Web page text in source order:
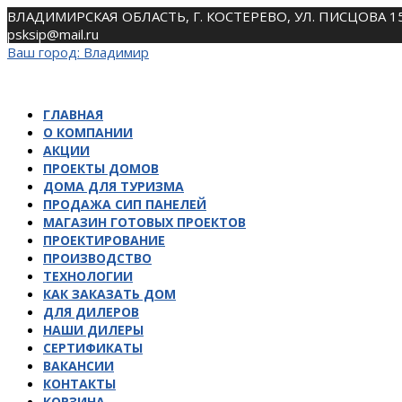
Skip
to
content
ВЛАДИМИРСКАЯ ОБЛАСТЬ, Г. КОСТЕРЕВО, УЛ. ПИСЦОВА
psksip@mail.ru
Ваш город: Владимир
ГЛАВНАЯ
О КОМПАНИИ
АКЦИИ
ПРОЕКТЫ ДОМОВ
ДОМА ДЛЯ ТУРИЗМА
ПРОДАЖА СИП ПАНЕЛЕЙ
МАГАЗИН ГОТОВЫХ ПРОЕКТОВ
ПРОЕКТИРОВАНИЕ
ПРОИЗВОДСТВО
ТЕХНОЛОГИИ
КАК ЗАКАЗАТЬ ДОМ
ДЛЯ ДИЛЕРОВ
НАШИ ДИЛЕРЫ
СЕРТИФИКАТЫ
ВАКАНСИИ
КОНТАКТЫ